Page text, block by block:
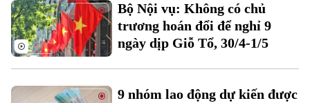
Di tích
Dinh dưỡng
Tư vấn sức khỏe
Bóng đá
Quần vợt
Golf
Giải trí
Đã phát sóng
Bộ Nội vụ: Không có chủ
trương hoán đổi để nghỉ 9
ngày dịp Giỗ Tổ, 30/4-1/5
9 nhóm lao động dự kiến được